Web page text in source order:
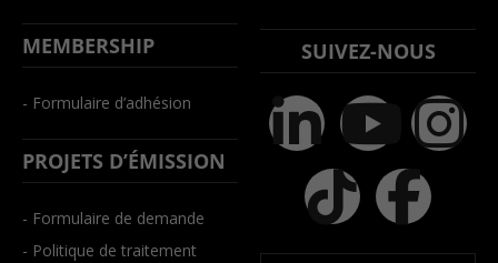
MEMBERSHIP
- Formulaire d’adhésion
PROJETS D’ÉMISSION
- Formulaire de demande
- Politique de traitement
SUIVEZ-NOUS